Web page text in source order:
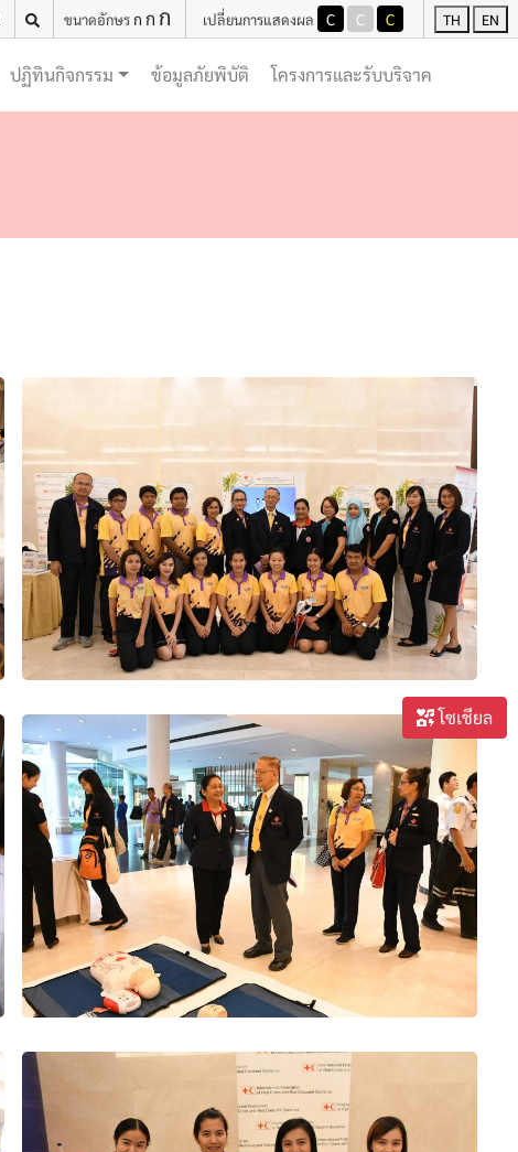
ขนาดอักษรก ก ก เปลี่ยนการแสดงผล C C C TH EN
ปฏิทินกิจกรรม ข้อมูลภัยพิบัติ (current)
โครงการและรับบริจาค
โซเชียล